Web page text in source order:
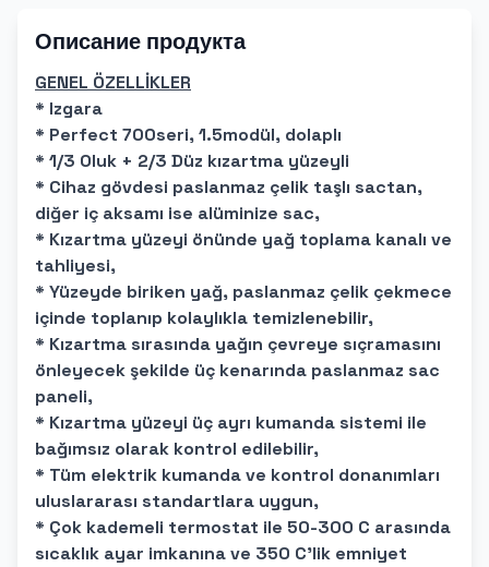
Описание продукта
GENEL ÖZELLİKLER
* Izgara
* Perfect 700seri, 1.5modül, dolaplı
* 1/3 Oluk + 2/3 Düz kızartma yüzeyli
* Cihaz gövdesi paslanmaz çelik taşlı sactan,
diğer iç aksamı ise alüminize sac,
* Kızartma yüzeyi önünde yağ toplama kanalı ve
tahliyesi,
* Yüzeyde biriken yağ, paslanmaz çelik çekmece
içinde toplanıp kolaylıkla temizlenebilir,
* Kızartma sırasında yağın çevreye sıçramasını
önleyecek şekilde üç kenarında paslanmaz sac
paneli,
* Kızartma yüzeyi üç ayrı kumanda sistemi ile
bağımsız olarak kontrol edilebilir,
* Tüm elektrik kumanda ve kontrol donanımları
uluslararası standartlara uygun,
* Çok kademeli termostat ile 50-300 C arasında
sıcaklık ayar imkanına ve 350 C'lik emniyet